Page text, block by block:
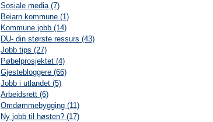
Sosiale media (7)
Beiarn kommune (1)
Kommune jobb (14)
DU- din største ressurs (43)
Jobb tips (27)
Pøbelprosjektet (4)
Gjestebloggere (66)
Jobb i utlandet (5)
Arbeidsrett (6)
Omdømmebygging (11)
Ny jobb til høsten? (17)